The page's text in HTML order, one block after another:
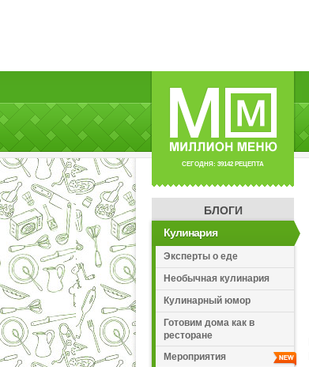
СЕГОДНЯ: 39142 РЕЦЕПТА
БЛОГИ
Кулинария
Эксперты о еде
Необычная кулинария
Кулинарный юмор
Готовим дома как в
ресторане
Мероприятия